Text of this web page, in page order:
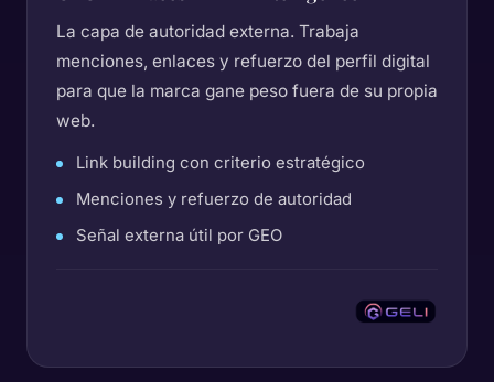
La capa de autoridad externa. Trabaja
menciones, enlaces y refuerzo del perfil digital
para que la marca gane peso fuera de su propia
web.
Link building con criterio estratégico
Menciones y refuerzo de autoridad
Señal externa útil por GEO